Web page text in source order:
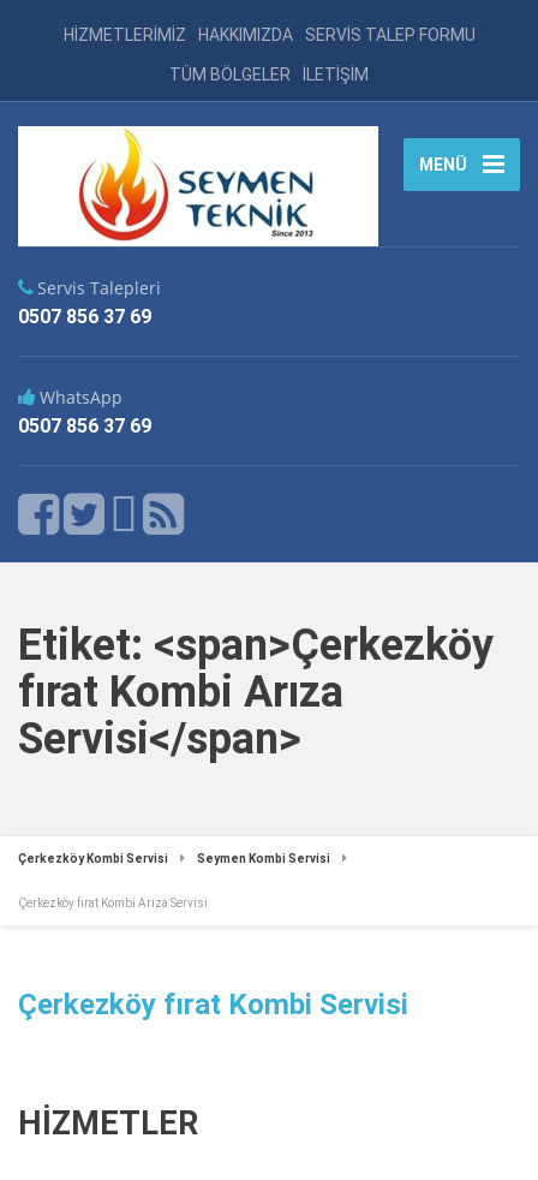
HİZMETLERİMİZ HAKKIMIZDA SERVİS TALEP FORMU
TÜM BÖLGELER İLETİŞİM
MENÜ
Servis Talepleri
0507 856 37 69
WhatsApp
0507 856 37 69
Etiket: <span>Çerkezköy
fırat Kombi Arıza
Servisi</span>
Çerkezköy Kombi Servisi Seymen Kombi Servisi
Çerkezköy fırat Kombi Arıza Servisi
Çerkezköy fırat Kombi Servisi
HİZMETLER